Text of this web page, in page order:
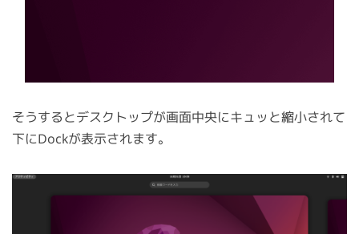
そうするとデスクトップが画面中央にキュッと縮小されて
下にDockが表示されます。